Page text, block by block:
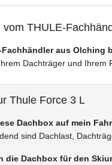
vom THULE-
Fachhändler aus Olching
Dachträger und Ihrem
Thule Force 3 L
Dachbox auf mein
sind Dachlast,
die Dachbox für den